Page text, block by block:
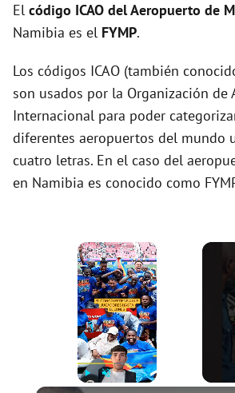
El código ICAO delAeropuerto de
Namibia es el FYMP.
Los códigos ICAO (también
son usados por la Organización de
Internacional para poder
diferentes aeropuertos del mundo
cuatro letras. En el caso del
en Namibia es conocido como
×